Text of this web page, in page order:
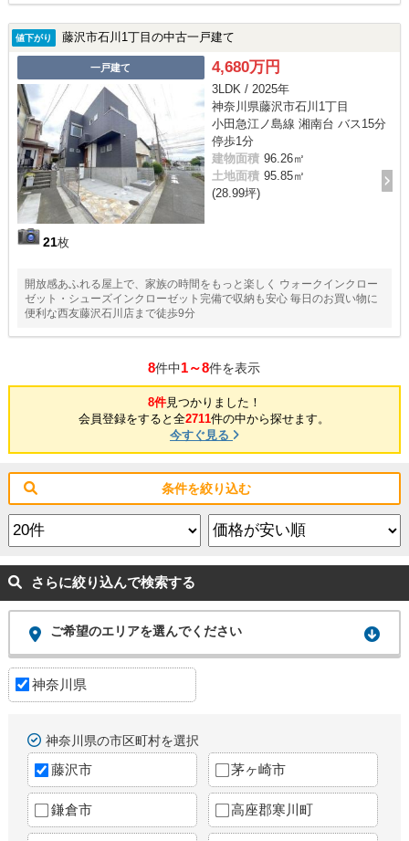
値下がり 藤沢市石川1丁目の中古一戸建て
一戸建て
21枚
4,680万円
3LDK / 2025年
神奈川県藤沢市石川1丁目
小田急江ノ島線 湘南台 バス15分
停歩1分
建物面積 96.26㎡
土地面積 95.85㎡
(28.99坪)
開放感あふれる屋上で、家族の時間をもっと楽しく ウォークインクロー
ゼット・シューズインクローゼット完備で収納も安心 毎日のお買い物に
便利な西友藤沢石川店まで徒歩9分
8件中1～8件を表示
8件見つかりました！
会員登録をすると全2711件の中から探せます。
今すぐ見る
条件を絞り込む
さらに絞り込んで検索する
ご希望のエリアを選んでください
神奈川県
神奈川県の市区町村を選択
藤沢市 茅ヶ崎市
鎌倉市 高座郡寒川町